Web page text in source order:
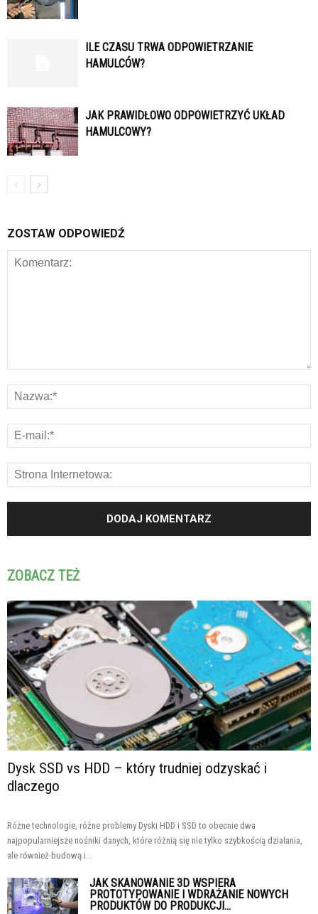
ILE CZASU TRWA ODPOWIETRZANIE
HAMULCÓW?
JAK PRAWIDŁOWO ODPOWIETRZYĆ UKŁAD
HAMULCOWY?
ZOSTAW ODPOWIEDŹ
ZOBACZ TEŻ
Dysk SSD vs HDD – który trudniej odzyskać i
dlaczego
Różne technologie, różne problemy Dyski HDD i SSD to obecnie dwa
najpopularniejsze nośniki danych, które różnią się nie tylko szybkością działania,
ale również budową i...
JAK SKANOWANIE 3D WSPIERA
PROTOTYPOWANIE I WDRAŻANIE NOWYCH
PRODUKTÓW DO PRODUKCJI...